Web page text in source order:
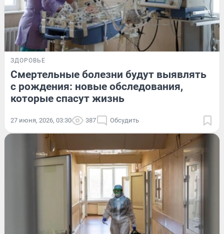
ЗДОРОВЬЕ
Смертельные болезни будут выявлять
с рождения: новые обследования,
которые спасут жизнь
27 июня, 2026, 03:30 387 Обсудить